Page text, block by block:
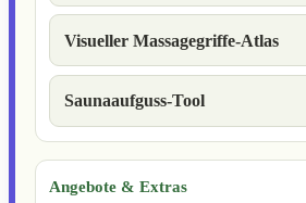
Visueller Massagegriffe-Atlas
Saunaaufguss-Tool
Angebote & Extras